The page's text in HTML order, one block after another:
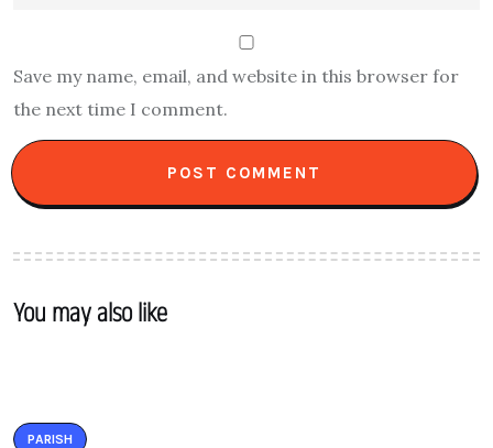
Save my name, email, and website in this browser for
the next time I comment.
You may also like
PARISH